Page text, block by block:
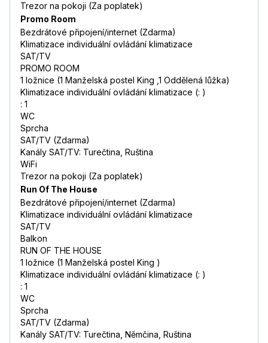
Trezor na pokoji (Za poplatek)
Promo Room
Bezdrátové připojení/internet (Zdarma)
Klimatizace individuální ovládání klimatizace
SAT/TV
PROMO ROOM
1 ložnice (1 Manželská postel King ,1 Oddělená lůžka)
Klimatizace individuální ovládání klimatizace (: )
: 1
WC
Sprcha
SAT/TV (Zdarma)
Kanály SAT/TV: Turečtina, Ruština
WiFi
Trezor na pokoji (Za poplatek)
Run Of The House
Bezdrátové připojení/internet (Zdarma)
Klimatizace individuální ovládání klimatizace
SAT/TV
Balkon
RUN OF THE HOUSE
1 ložnice (1 Manželská postel King )
Klimatizace individuální ovládání klimatizace (: )
: 1
WC
Sprcha
SAT/TV (Zdarma)
Kanály SAT/TV: Turečtina, Němčina, Ruština